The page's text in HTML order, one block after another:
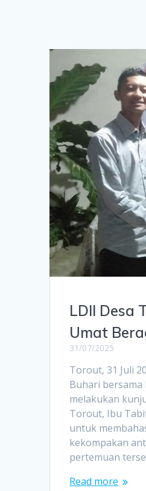
LDII Desa
Umat
31/07/2025
Torout, 31 Juli
Buhari bersama
melakukan
Torout, Ibu
untuk
kekompakan
pertemuan
Read more